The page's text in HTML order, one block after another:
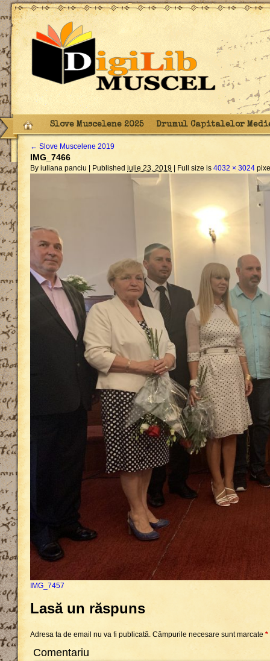
Slove Muscelene 2025 Drumul Capitalelor
← Slove Muscelene 2019
IMG_7466
By iuliana panciu | Published iulie 23, 2019 Full size is 4032 × 3024
IMG_7457
Lasă un răspuns
Adresa ta de email nu va fi publicată. Câmpurile necesare sunt marcate *
Comentariu